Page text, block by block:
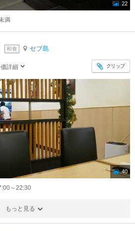
22
満
和食 セブ島
詳細 クリップ
40
～22:30
もっと見る